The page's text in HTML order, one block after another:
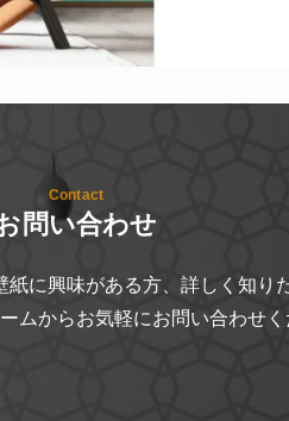
Contact
問い合わせ
紙に興味がある方、詳しく知り
ムからお気軽にお問い合わせく